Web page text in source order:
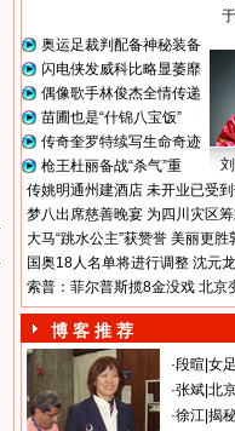
奥运足裁判配备神秘装备
闪电侠发威科比略显萎靡
偶像歌手林俊杰全情传递
苗圃也是“什锦八宝饭”
传奇奎罗特续写生命奇迹
枪王杜丽备战“杀气”重
传姚明通州建酒店 未开业已受
梦八出席慈善晚宴 为四川灾区
大马“跳水公主”获赞誉 美丽更胜
国奥18人名单将进行调整 沈元
索普：菲尔普斯揽8金没戏 北京
博 客 推 荐
·段暄 女
·张斌 北
·徐江 揭